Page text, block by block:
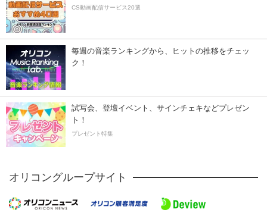
CS動画配信サービス20選
毎週の音楽ランキングから、ヒットの推移をチェッ
ク！
試写会、登壇イベント、サインチェキなどプレゼン
ト！
プレゼント特集
オリコングループサイト